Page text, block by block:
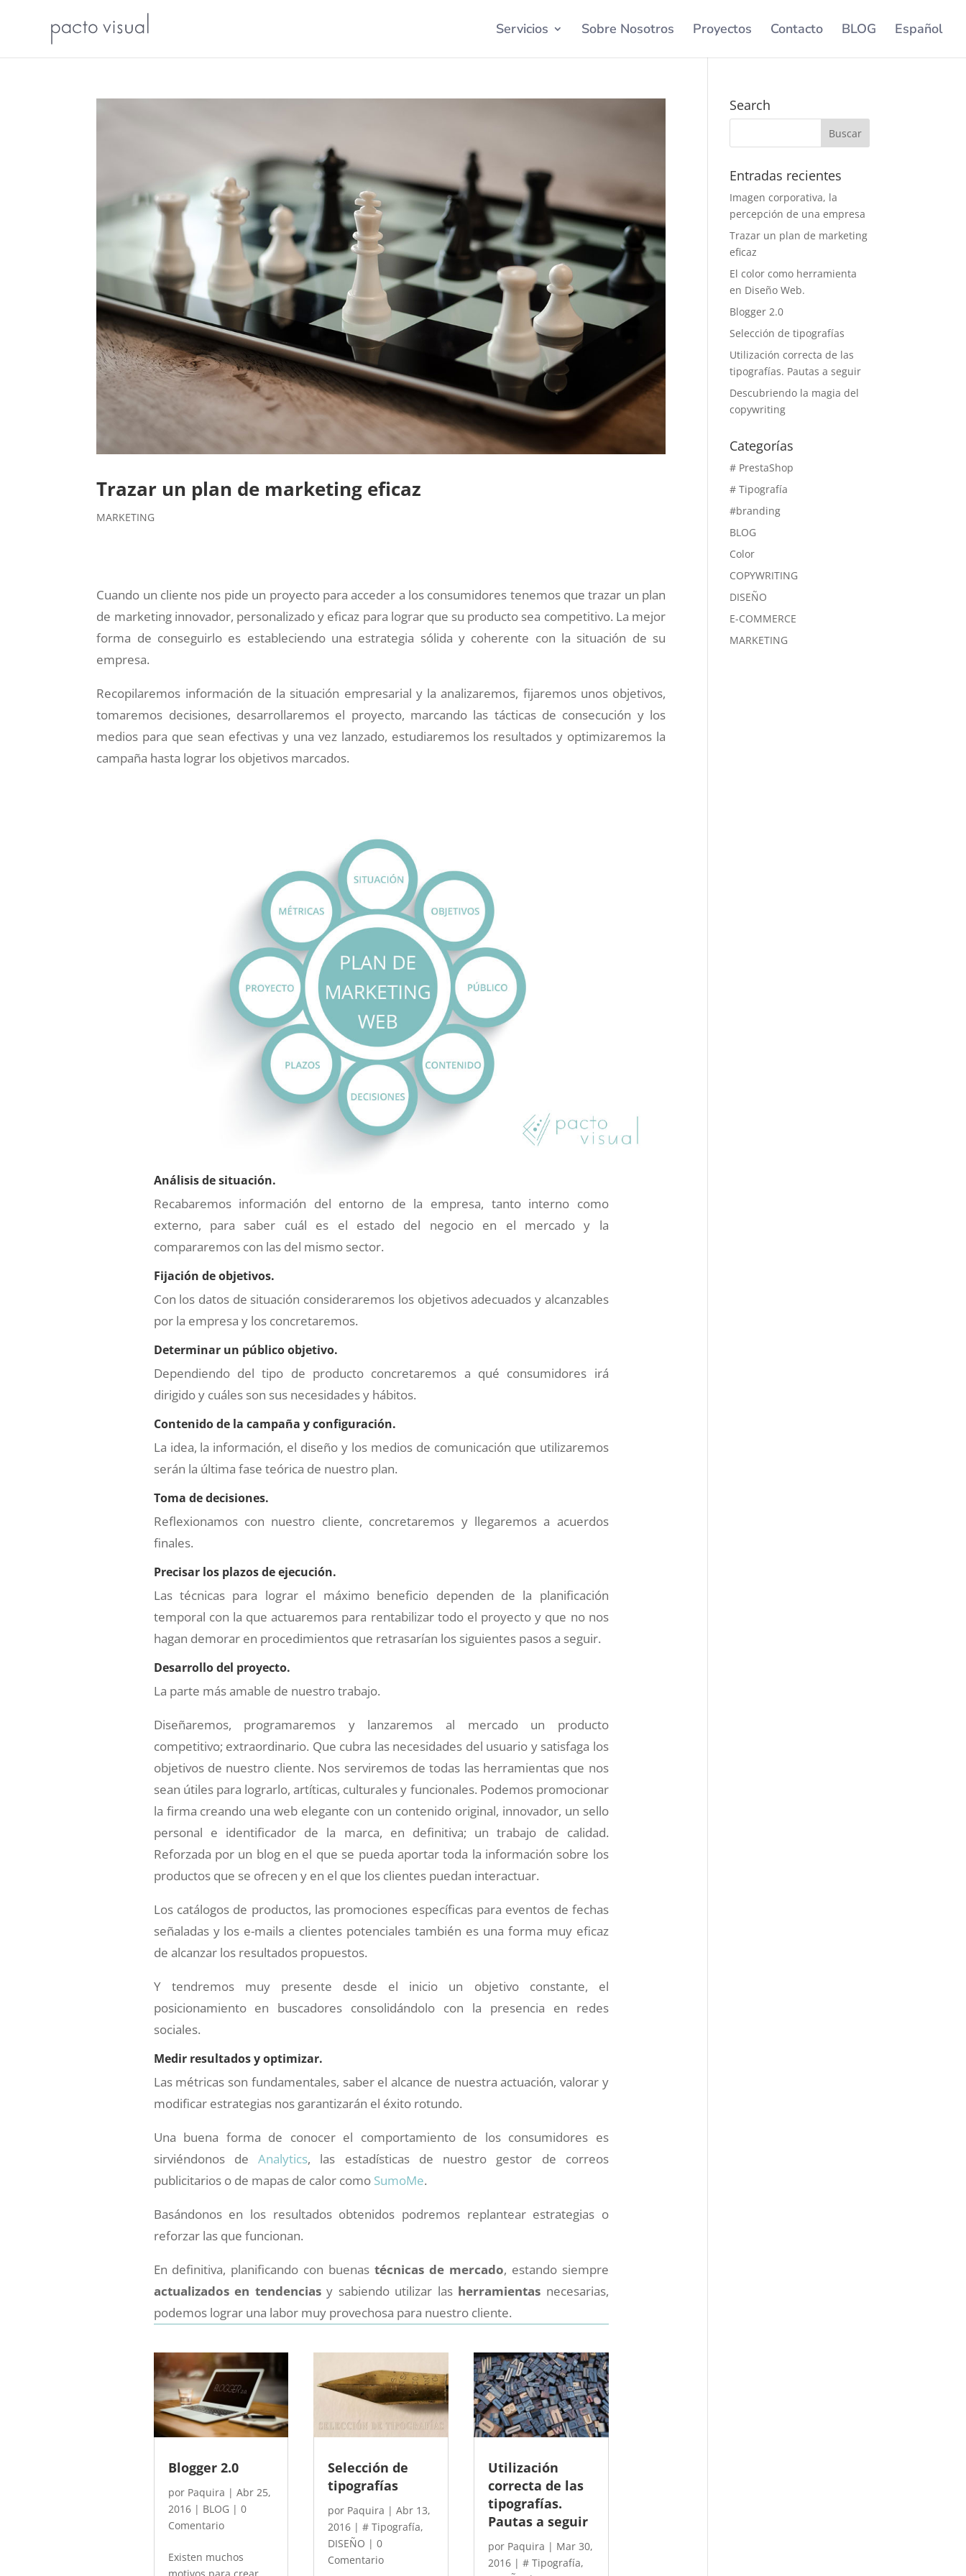
Servicios Sobre Nosotros Proyectos Contacto BLOG Español
Trazar un plan de marketing eficaz
MARKETING
Cuando un cliente nos pide un proyecto para acceder a los consumidores tenemos que trazar un plan
de marketing innovador, personalizado y eficaz para lograr que su producto sea competitivo. La mejor
forma de conseguirlo es estableciendo una estrategia sólida y coherente con la situación de su
empresa.
Recopilaremos información de la situación empresarial y la analizaremos, fijaremos unos objetivos,
tomaremos decisiones, desarrollaremos el proyecto, marcando las tácticas de consecución y los
medios para que sean efectivas y una vez lanzado, estudiaremos los resultados y optimizaremos la
campaña hasta lograr los objetivos marcados.
Análisis de situación.
Recabaremos información del entorno de la empresa, tanto interno como
externo, para saber cuál es el estado del negocio en el mercado y la
compararemos con las del mismo sector.
Fijación de objetivos.
Con los datos de situación consideraremos los objetivos adecuados y alcanzables
por la empresa y los concretaremos.
Determinar un público objetivo.
Dependiendo del tipo de producto concretaremos a qué consumidores irá
dirigido y cuáles son sus necesidades y hábitos.
Contenido de la campaña y configuración.
La idea, la información, el diseño y los medios de comunicación que utilizaremos
serán la última fase teórica de nuestro plan.
Toma de decisiones.
Reflexionamos con nuestro cliente, concretaremos y llegaremos a acuerdos
finales.
Precisar los plazos de ejecución.
Las técnicas para lograr el máximo beneficio dependen de la planificación
temporal con la que actuaremos para rentabilizar todo el proyecto y que no nos
hagan demorar en procedimientos que retrasarían los siguientes pasos a seguir.
Desarrollo del proyecto.
La parte más amable de nuestro trabajo.
Diseñaremos, programaremos y lanzaremos al mercado un producto
competitivo; extraordinario. Que cubra las necesidades del usuario y satisfaga los
objetivos de nuestro cliente. Nos serviremos de todas las herramientas que nos
sean útiles para lograrlo, artíticas, culturales y funcionales. Podemos promocionar
la firma creando una web elegante con un contenido original, innovador, un sello
personal e identificador de la marca, en definitiva; un trabajo de calidad.
Reforzada por un blog en el que se pueda aportar toda la información sobre los
productos que se ofrecen y en el que los clientes puedan interactuar.
Los catálogos de productos, las promociones específicas para eventos de fechas
señaladas y los e-mails a clientes potenciales también es una forma muy eficaz
de alcanzar los resultados propuestos.
Y tendremos muy presente desde el inicio un objetivo constante, el
posicionamiento en buscadores consolidándolo con la presencia en redes
sociales.
Medir resultados y optimizar.
Las métricas son fundamentales, saber el alcance de nuestra actuación, valorar y
modificar estrategias nos garantizarán el éxito rotundo.
Una buena forma de conocer el comportamiento de los consumidores es
sirviéndonos deAnalytics, las estadísticas de nuestro gestor de correos
publicitarios o de mapas de calor como SumoMe.
Basándonos en los resultados obtenidos podremos replantear estrategias o
reforzar las que funcionan.
En definitiva, planificando con buenastécnicas de mercado, estando siempre
actualizados en tendenciasy sabiendo utilizar las herramientas necesarias,
podemos lograr una labor muy provechosa para nuestro cliente.
Blogger 2.0
por Paquira | Abr 25,
2016| BLOG | 0
Comentario
Existen muchos
motivos para crear
Selección de
tipografías
por Paquira |Abr 13,
2016 |# Tipografía,
DISEÑO | 0
Comentario
Utilización
correcta de las
tipografías.
Pautas a seguir
por Paquira | Mar 30,
2016| # Tipografía,
Search
Entradas recientes
Imagen corporativa, la
percepción de una empresa
Trazar un plan de marketing
eficaz
El color como herramienta
en Diseño Web.
Blogger 2.0
Selección de tipografías
Utilización correcta de las
tipografías. Pautas a seguir
Descubriendo la magia del
copywriting
Categorías
# PrestaShop
# Tipografía
#branding
BLOG
Color
COPYWRITING
DISEÑO
E-COMMERCE
MARKETING